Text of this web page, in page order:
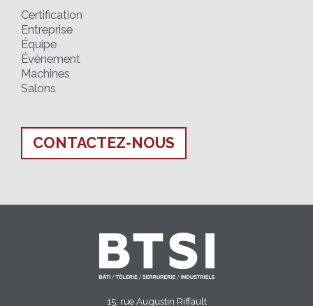
Certification
Entreprise
Équipe
Évènement
Machines
Salons
CONTACTEZ-NOUS
15, rue Augustin Riffault